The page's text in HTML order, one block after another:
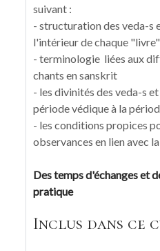
suivant :
- structuration des veda-s
l'intérieur de chaque "livre"
- terminologie liées aux
chants en sanskrit
- les divinités des veda-s
période védique à la
- les conditions propices
observances en lien avec
Des temps d'échanges et
pratique
Inclus dans ce